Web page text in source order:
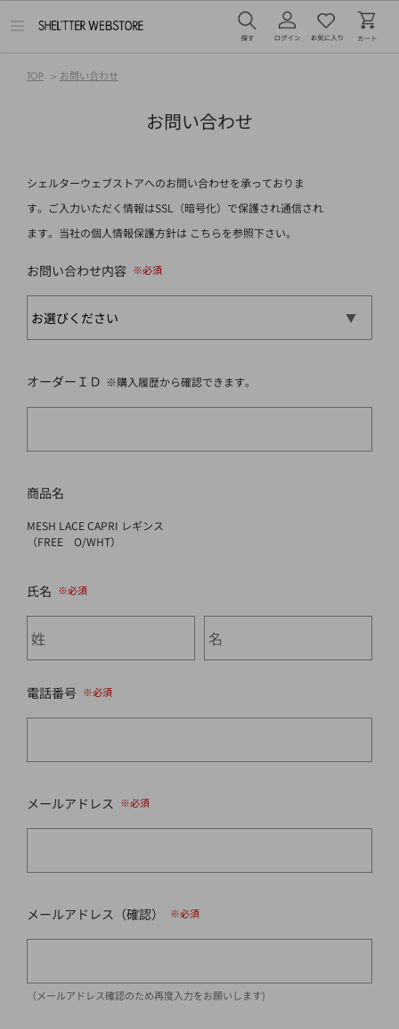
メ
TOP > お問い合わせ
お問い合わせ
シェルターウェブストアへのお問い合わせを承っておりま
す。ご入力いただく情報はSSL（暗号化）で保護され通信され
ます。当社の個人情報保護方針は こちらを参照下さい。
お問い合わせ内容
オーダーＩＤ ※購入履歴から確認できます。
商品名
MESH LACE CAPRI レギンス
（FREE O/WHT）
氏名
電話番号
メールアドレス
メールアドレス（確認）
（メールアドレス確認のため再度入力をお願いします)